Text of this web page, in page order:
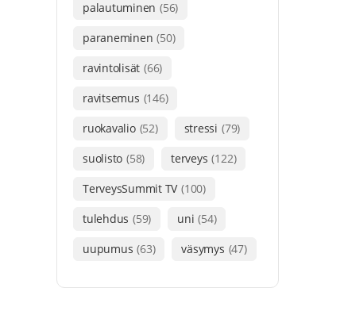
palautuminen (56)
paraneminen (50)
ravintolisät (66)
ravitsemus (146)
ruokavalio (52) stressi (79)
suolisto (58) terveys (122)
TerveysSummit TV (100)
tulehdus (59) uni (54)
uupumus (63) väsymys (47)